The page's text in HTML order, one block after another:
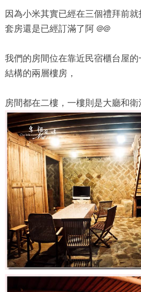
因為小米其實已經在三個禮拜前
套房還是已經訂滿了阿 @@
我們的房間位在靠近民宿櫃台屋
結構的兩層樓房，
房間都在二樓，一樓則是大廳和衛